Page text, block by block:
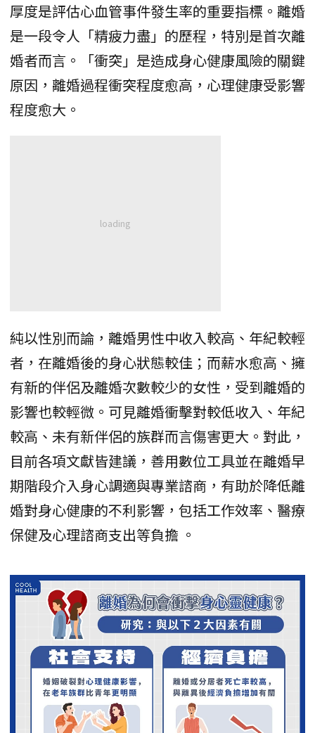
厚度是評估心血管事件發生率的重要指標。離婚
是一段令人「精疲力盡」的歷程，特別是首次離
婚者而言。「衝突」是造成身心健康風險的關鍵
原因，離婚過程衝突程度愈高，心理健康受影響
程度愈大。
純以性別而論，離婚男性中收入較高、年紀較輕
者，在離婚後的身心狀態較佳；而薪水愈高、擁
有新的伴侶及離婚次數較少的女性，受到離婚的
影響也較輕微。可見離婚衝擊對較低收入、年紀
較高、未有新伴侶的族群而言傷害更大。對此，
目前各項文獻皆建議，善用數位工具並在離婚早
期階段介入身心調適與專業諮商，有助於降低離
婚對身心健康的不利影響，包括工作效率、醫療
保健及心理諮商支出等負擔 。